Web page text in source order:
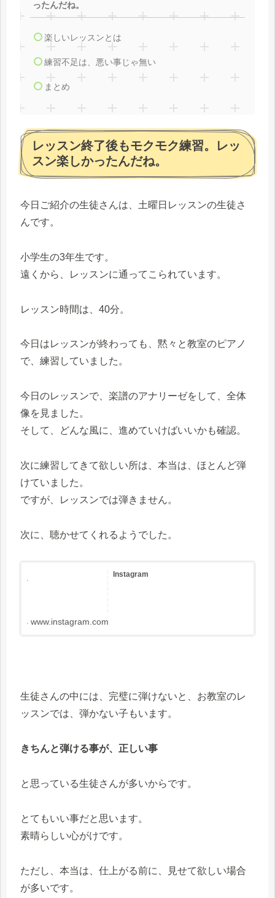
ったんだね。
楽しいレッスンとは
練習不足は、悪い事じゃ無い
まとめ
レッスン終了後もモクモク練習。レッ
スン楽しかったんだね。
今日ご紹介の生徒さんは、土曜日レッスンの生徒さ
んです。
小学生の3年生です。
遠くから、レッスンに通ってこられています。
レッスン時間は、40分。
今日はレッスンが終わっても、黙々と教室のピアノ
で、練習していました。
今日のレッスンで、楽譜のアナリーゼをして、全体
像を見ました。
そして、どんな風に、進めていけばいいかも確認。
次に練習してきて欲しい所は、本当は、ほとんど弾
けていました。
ですが、レッスンでは弾きません。
次に、聴かせてくれるようでした。
Instagram
www.instagram.com
生徒さんの中には、完璧に弾けないと、お教室のレ
ッスンでは、弾かない子もいます。
きちんと弾ける事が、正しい事
と思っている生徒さんが多いからです。
とてもいい事だと思います。
素晴らしい心がけです。
ただし、本当は、仕上がる前に、見せて欲しい場合
が多いです。